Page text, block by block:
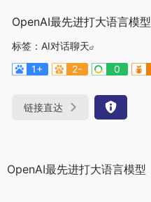
OpenAI最先进打大语言模型
标签： AI对话聊天
1+
2- 0
链接直达
OpenAI最先进打大语言模型